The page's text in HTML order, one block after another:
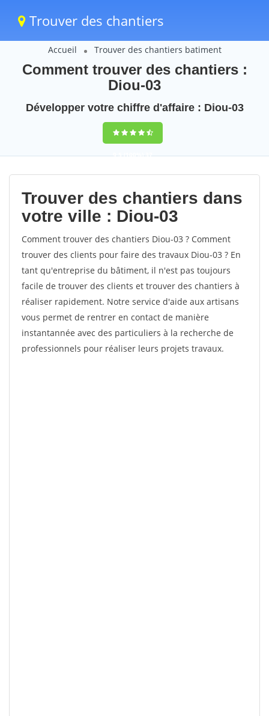
Trouver des chantiers
Accueil Trouver des chantiers batiment
Comment trouver des chantiers :
Diou-03
Développer votre chiffre d'affaire : Diou-03
9,5(100%)37
votes
Trouver des chantiers dans
votre ville : Diou-03
Comment trouver des chantiers Diou-03 ? Comment
trouver des clients pour faire des travaux Diou-03 ? En
tant qu'entreprise du bâtiment, il n'est pas toujours
facile de trouver des clients et trouver des chantiers à
réaliser rapidement. Notre service d'aide aux artisans
vous permet de rentrer en contact de manière
instantannée avec des particuliers à la recherche de
professionnels pour réaliser leurs projets travaux.